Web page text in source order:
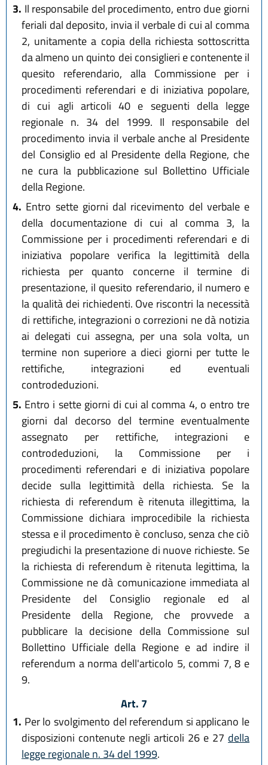
3. Il responsabile del procedimento, entro due giorni
feriali dal deposito, invia il verbale di cui al comma
2, unitamente a copia della richiesta sottoscritta
da almeno un quinto dei consiglieri e contenente il
quesito referendario, alla Commissione per i
procedimenti referendari e di iniziativa popolare,
di cui agli articoli 40 e seguenti della legge
regionale n. 34 del 1999. Il responsabile del
procedimento invia il verbale anche al Presidente
del Consiglio ed al Presidente della Regione, che
ne cura la pubblicazione sul Bollettino Ufficiale
della Regione.
4. Entro sette giorni dal ricevimento del verbale e
della documentazione di cui al comma 3, la
Commissione per i procedimenti referendari e di
iniziativa popolare verifica la legittimità della
richiesta per quanto concerne il termine di
presentazione, il quesito referendario, il numero e
la qualità dei richiedenti. Ove riscontri la necessità
di rettifiche, integrazioni o correzioni ne dà notizia
ai delegati cui assegna, per una sola volta, un
termine non superiore a dieci giorni per tutte le
rettifiche, integrazioni ed eventuali
controdeduzioni.
5. Entro i sette giorni di cui al comma 4, o entro tre
giorni dal decorso del termine eventualmente
assegnato per rettifiche, integrazioni e
controdeduzioni, la Commissione per i
procedimenti referendari e di iniziativa popolare
decide sulla legittimità della richiesta. Se la
richiesta di referendum è ritenuta illegittima, la
Commissione dichiara improcedibile la richiesta
stessa e il procedimento è concluso, senza che ciò
pregiudichi la presentazione di nuove richieste. Se
la richiesta di referendum è ritenuta legittima, la
Commissione ne dà comunicazione immediata al
Presidente del Consiglio regionale ed al
Presidente della Regione, che provvede a
pubblicare la decisione della Commissione sul
Bollettino Ufficiale della Regione e ad indire il
referendum a norma dell'articolo 5, commi 7, 8 e
9.
Art. 7
1. Per lo svolgimento del referendum si applicano le
disposizioni contenute negli articoli 26 e 27 della
legge regionale n. 34 del 1999.